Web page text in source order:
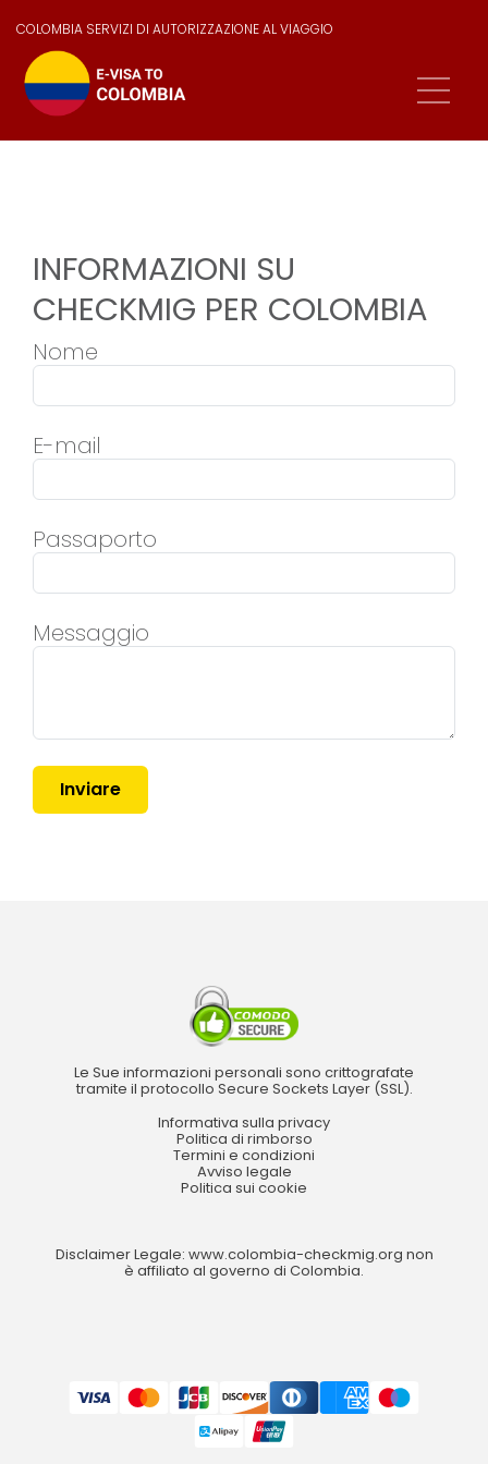
COLOMBIA SERVIZI DI AUTORIZZAZIONE AL VIAGGIO
INFORMAZIONI SU
CHECKMIG PER COLOMBIA
Nome
E-mail
Passaporto
Messaggio
Inviare
Le Sue informazioni personali sono crittografate
tramite il protocollo Secure Sockets Layer (SSL).
Informativa sulla privacy
Politica di rimborso
Termini e condizioni
Avviso legale
Politica sui cookie
Disclaimer Legale: www.colombia-checkmig.org non
è affiliato al governo di Colombia.